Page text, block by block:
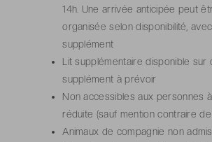
14h. Une arrivée anticipée peut
organisée selon disponibilité, avec
supplément
Lit supplémentaire disponible sur
supplément à prévoir
Non accessibles aux personnes
réduite (sauf mention contraire
Animaux de compagnie non admis